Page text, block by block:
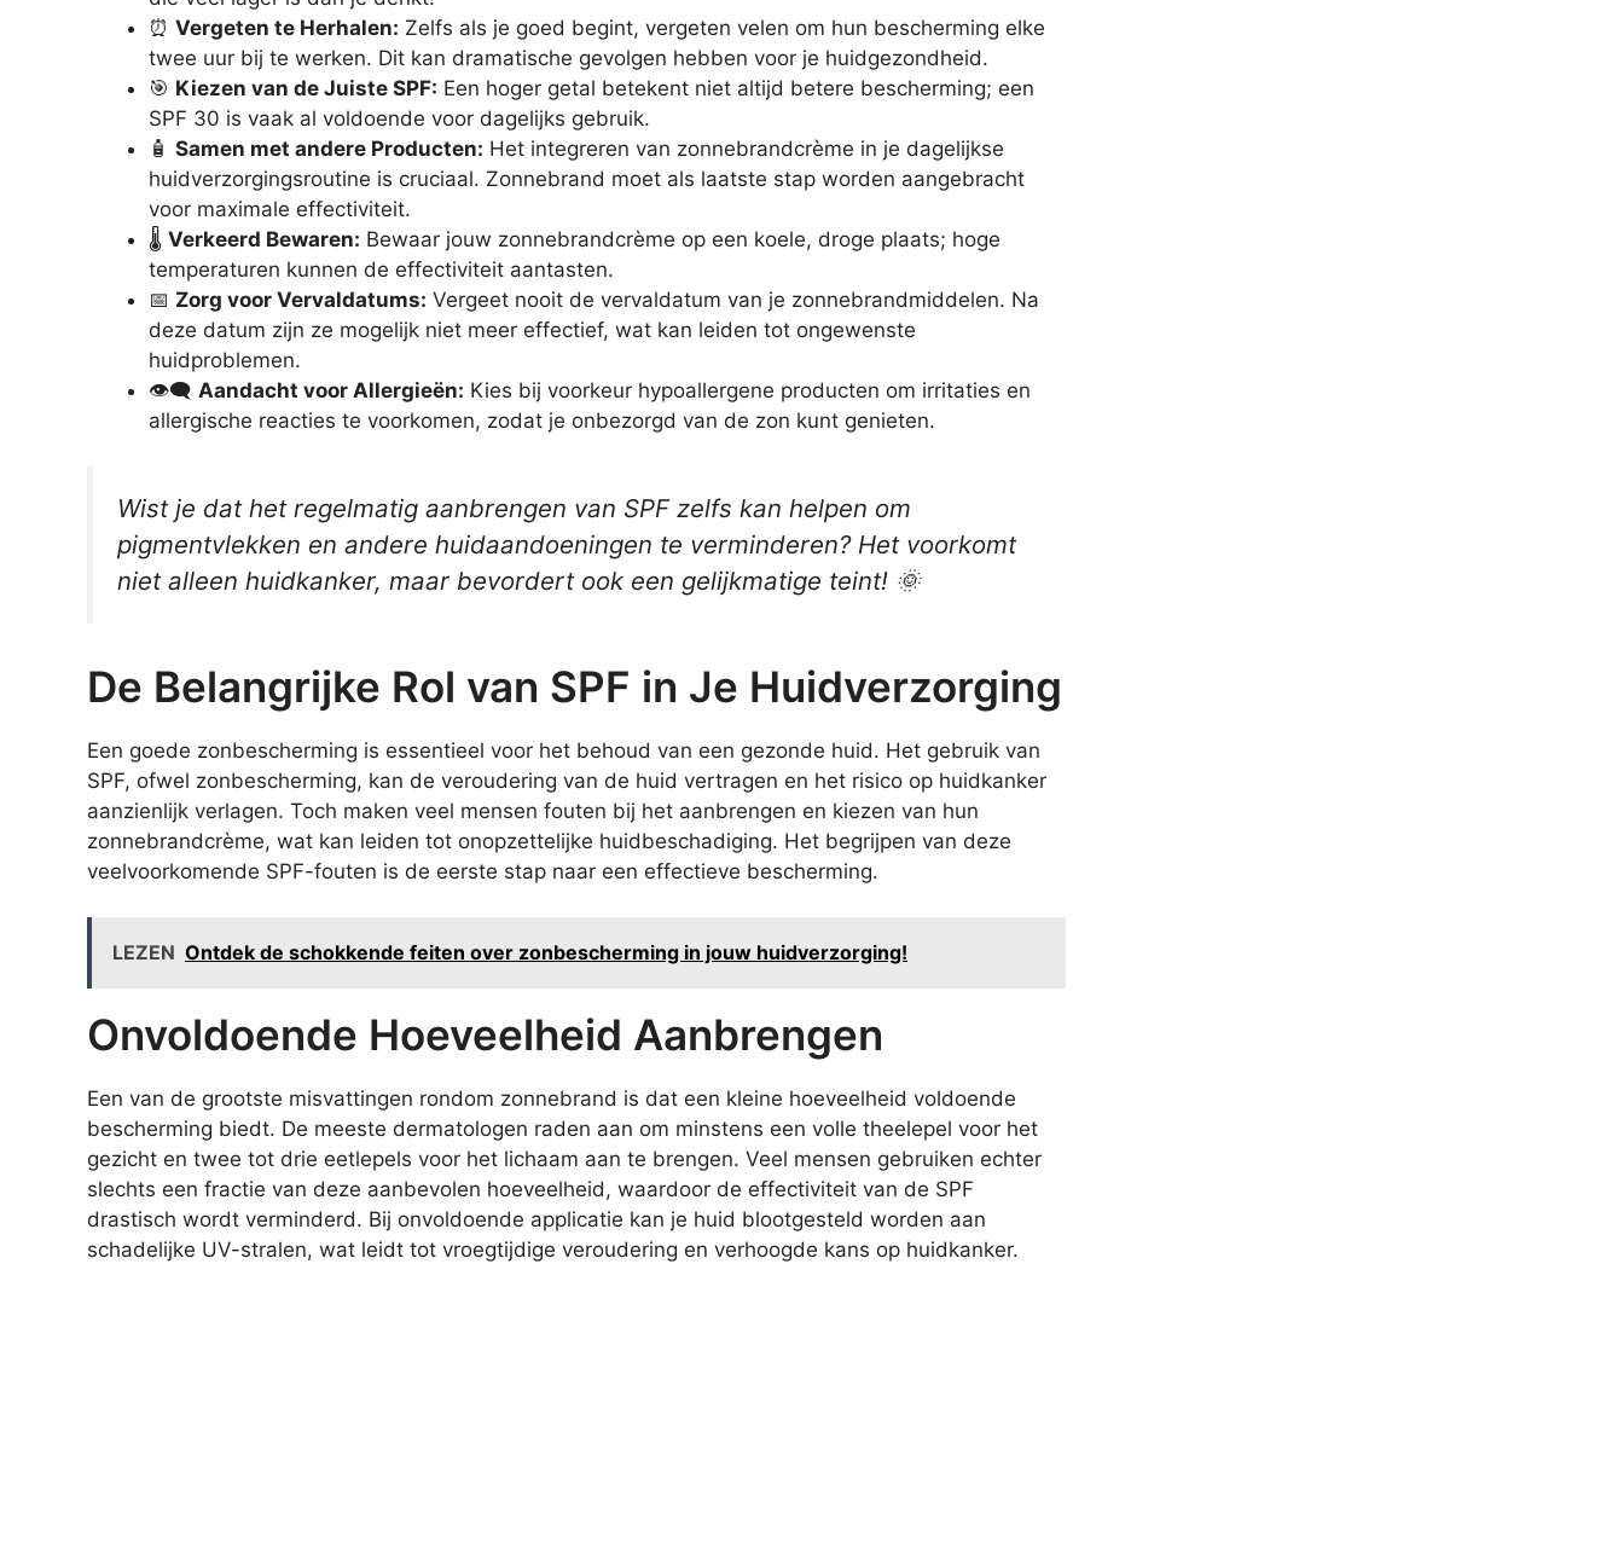
⏰ Vergeten te Herhalen: Zelfs als je goed begint, vergeten velen om hun bescherming elke
twee uur bij te werken. Dit kan dramatische gevolgen hebben voor je huidgezondheid.
🎯 Kiezen van de Juiste SPF: Een hoger getal betekent niet altijd betere bescherming; een
SPF 30 is vaak al voldoende voor dagelijks gebruik.
🧴 Samen met andere Producten: Het integreren van zonnebrandcrème in je dagelijkse
huidverzorgingsroutine is cruciaal. Zonnebrand moet als laatste stap worden aangebracht
voor maximale effectiviteit.
🌡️ Verkeerd Bewaren: Bewaar jouw zonnebrandcrème op een koele, droge plaats; hoge
temperaturen kunnen de effectiviteit aantasten.
📅 Zorg voor Vervaldatums: Vergeet nooit de vervaldatum van je zonnebrandmiddelen. Na
deze datum zijn ze mogelijk niet meer effectief, wat kan leiden tot ongewenste
huidproblemen.
👁️‍🗨️ Aandacht voor Allergieën: Kies bij voorkeur hypoallergene producten om irritaties en
allergische reacties te voorkomen, zodat je onbezorgd van de zon kunt genieten.
Wist je dat het regelmatig aanbrengen van SPF zelfs kan helpen om
pigmentvlekken en andere huidaandoeningen te verminderen? Het voorkomt
niet alleen huidkanker, maar bevordert ook een gelijkmatige teint! 🌞
De Belangrijke Rol van SPF in Je Huidverzorging
Een goede zonbescherming is essentieel voor het behoud van een gezonde huid. Het gebruik van
SPF, ofwel zonbescherming, kan de veroudering van de huid vertragen en het risico op huidkanker
aanzienlijk verlagen. Toch maken veel mensen fouten bij het aanbrengen en kiezen van hun
zonnebrandcrème, wat kan leiden tot onopzettelijke huidbeschadiging. Het begrijpen van deze
veelvoorkomende SPF-fouten is de eerste stap naar een effectieve bescherming.
LEZEN Ontdek de schokkende feiten over zonbescherming in jouw huidverzorging!
Onvoldoende Hoeveelheid Aanbrengen
Een van de grootste misvattingen rondom zonnebrand is dat een kleine hoeveelheid voldoende
bescherming biedt. De meeste dermatologen raden aan om minstens een volle theelepel voor het
gezicht en twee tot drie eetlepels voor het lichaam aan te brengen. Veel mensen gebruiken echter
slechts een fractie van deze aanbevolen hoeveelheid, waardoor de effectiviteit van de SPF
drastisch wordt verminderd. Bij onvoldoende applicatie kan je huid blootgesteld worden aan
schadelijke UV-stralen, wat leidt tot vroegtijdige veroudering en verhoogde kans op huidkanker.